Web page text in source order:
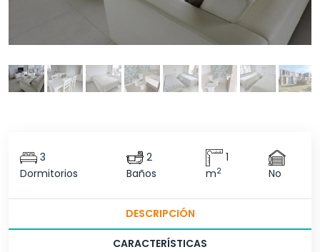
3
Dormitorios
2
Baños
1
m2 No
DESCRIPCIÓN
CARACTERÍSTICAS